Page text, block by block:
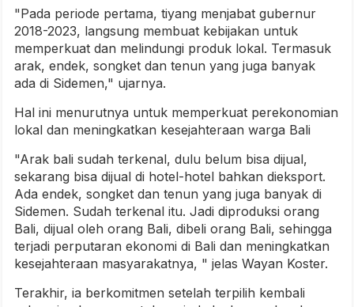
"Pada periode pertama, tiyang menjabat gubernur
2018-2023, langsung membuat kebijakan untuk
memperkuat dan melindungi produk lokal. Termasuk
arak, endek, songket dan tenun yang juga banyak
ada di Sidemen," ujarnya.
Hal ini menurutnya untuk memperkuat perekonomian
lokal dan meningkatkan kesejahteraan warga Bali
"Arak bali sudah terkenal, dulu belum bisa dijual,
sekarang bisa dijual di hotel-hotel bahkan dieksport.
Ada endek, songket dan tenun yang juga banyak di
Sidemen. Sudah terkenal itu. Jadi diproduksi orang
Bali, dijual oleh orang Bali, dibeli orang Bali, sehingga
terjadi perputaran ekonomi di Bali dan meningkatkan
kesejahteraan masyarakatnya, " jelas Wayan Koster.
Terakhir, ia berkomitmen setelah terpilih kembali